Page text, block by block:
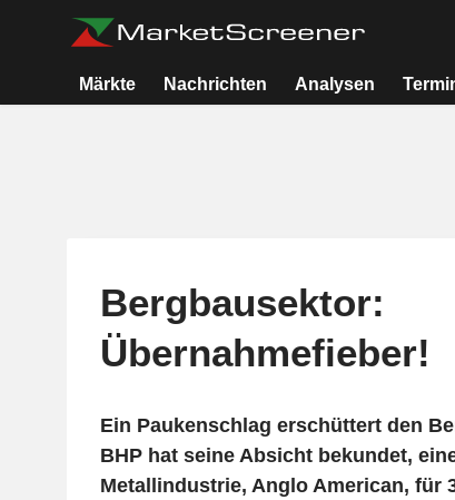
Märkte Nachrichten Analysen
Bergbausektor:
Übernahmefieber!
Ein Paukenschlag erschüttert den
BHP hat seine Absicht bekundet,
Metallindustrie, Anglo American, für